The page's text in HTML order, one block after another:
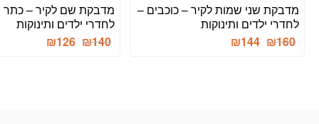
מדבקת שני שמות לקיר – כוכבים –
לחדרי ילדים ותינוקות
המחיר
₪160
המחיר
₪144
מדבקת שם לקיר – כתר
לחדרי ילדים ותינוקות
המחיר
₪140
המחיר
₪126